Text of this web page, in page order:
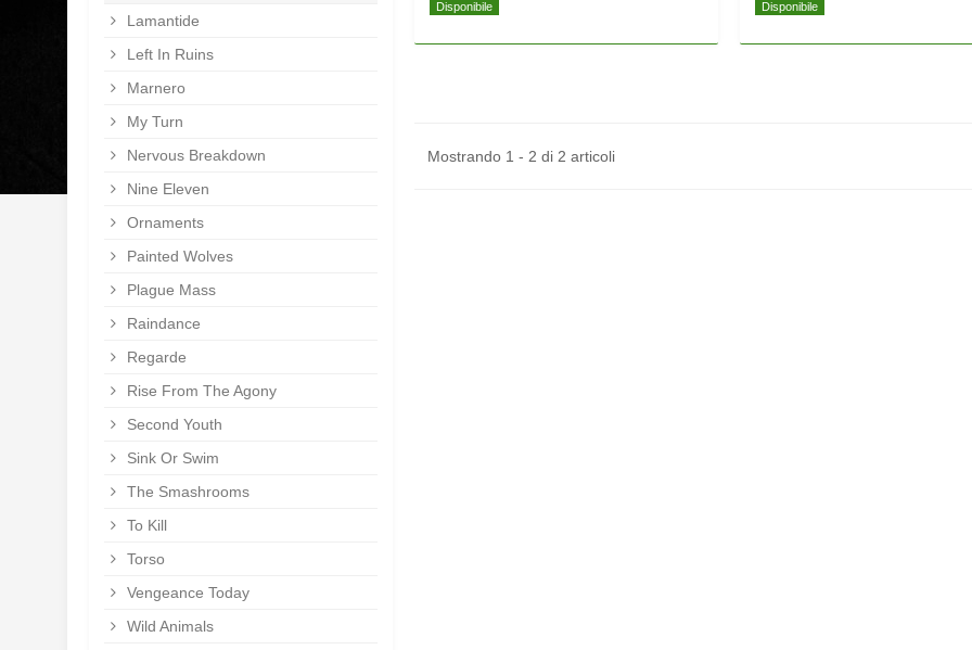
Lamantide
Left In Ruins
Marnero
My Turn
Nervous Breakdown
Nine Eleven
Ornaments
Painted Wolves
Plague Mass
Raindance
Regarde
Rise From The Agony
Second Youth
Sink Or Swim
The Smashrooms
To Kill
Torso
Vengeance Today
Wild Animals
Disponibile Disponibile
Mostrando 1 - 2 di 2 articoli